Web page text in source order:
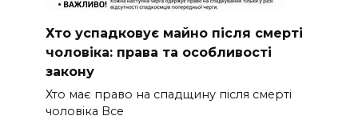
Хто успадковує майно після смерті
чоловіка: права та особливості
закону
Хто має право на спадщину після смерті
чоловіка Все